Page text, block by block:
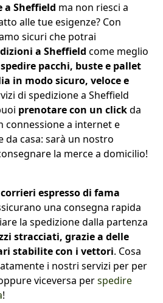
a Sheffield ma non riesci a
alle tue esigenze? Con
sicuri che potrai
a Sheffield come meglio
spedire pacchi, buste e pallet
in modo sicuro, veloce e
di spedizione a Sheffield
prenotare con un clickda
connessione a internet e
da casa: sarà un nostro
la merce a domicilio!
corrieri espresso di fama
una consegna rapida
la spedizione dalla partenza
stracciati, grazie a delle
stabilite con i vettori. Cosa
i nostri servizi per per
viceversa perspedire
!